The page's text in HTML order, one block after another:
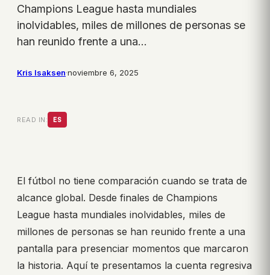
Champions League hasta mundiales
inolvidables, miles de millones de personas se
han reunido frente a una…
Kris Isaksen·noviembre 6, 2025
READ IN: ES
El fútbol no tiene comparación cuando se trata de
alcance global. Desde finales de Champions
League hasta mundiales inolvidables, miles de
millones de personas se han reunido frente a una
pantalla para presenciar momentos que marcaron
la historia. Aquí te presentamos la cuenta regresiva